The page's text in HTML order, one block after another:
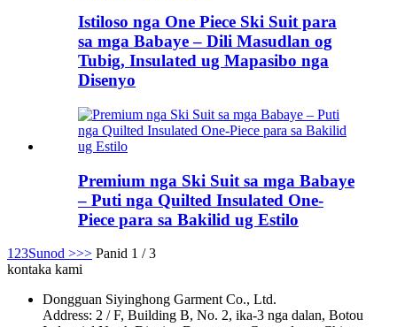
Istiloso nga One Piece Ski Suit para
sa mga Babaye – Dili Masudlan og
Tubig, Insulated ug Mapasibo nga
Disenyo
Premium nga Ski Suit sa mga Babaye
– Puti nga Quilted Insulated One-
Piece para sa Bakilid ug Estilo
1 23Sunod >>> Panid 1 / 3
kontaka kami
Dongguan Siyinghong Garment Co., Ltd.
Address: 2 / F, Building B, No. 2, ika-3 nga dalan, Botou